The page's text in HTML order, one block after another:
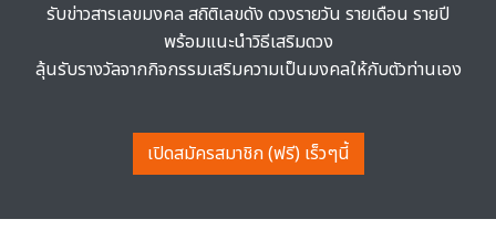
รับข่าวสารเลขมงคล สถิติเลขดัง ดวงรายวัน รายเดือน รายปี
พร้อมแนะนำวิธีเสริมดวง
ลุ้นรับรางวัลจากกิจกรรมเสริมความเป็นมงคลให้กับตัวท่านเอง
เปิดสมัครสมาชิก (ฟรี) เร็วๆนี้